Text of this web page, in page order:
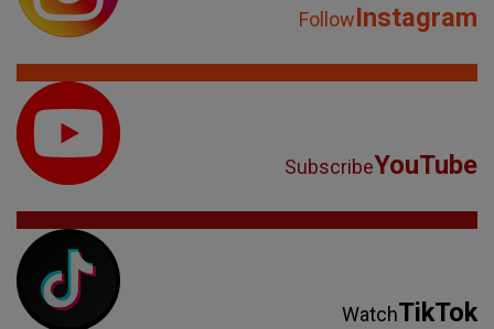
FollowInstagram
SubscribeYouTube
WatchTikTok